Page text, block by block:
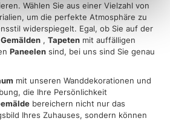
dispositivo, scansionandolo
di caratteristiche specifiche
elaborati i tuoi dati personali
consenso in qualsiasi momento
cookie.
Wählen Sie aus einer Vielzahl von
um die perfekte Atmosphäre zu
widerspiegelt. Egal, ob Sie auf der
Gemälden , Tapeten mit auffälligen
Paneelen sind, bei uns sind Sie genau
mit unseren Wanddekorationen und
die Ihre Persönlichkeit
bereichern nicht nur das
Ihres Zuhauses, sondern können